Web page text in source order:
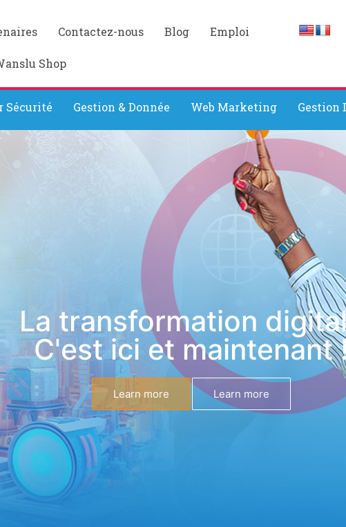
Contactez-nous Blog Emploi
Shop
Sécurité Gestion & Donnée Web Marketing Gestion
La transformation
C'est ici et maintenant
Learn more Learn more